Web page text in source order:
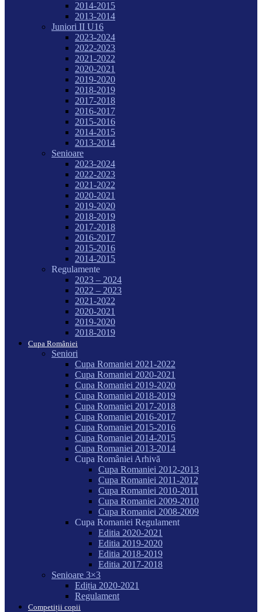
2014-2015
2013-2014
Juniori II U16
2023-2024
2022-2023
2021-2022
2020-2021
2019-2020
2018-2019
2017-2018
2016-2017
2015-2016
2014-2015
2013-2014
Senioare
2023-2024
2022-2023
2021-2022
2020-2021
2019-2020
2018-2019
2017-2018
2016-2017
2015-2016
2014-2015
Regulamente
2023 – 2024
2022 – 2023
2021-2022
2020-2021
2019-2020
2018-2019
Cupa României
Seniori
Cupa Romaniei 2021-2022
Cupa Romaniei 2020-2021
Cupa Romaniei 2019-2020
Cupa Romaniei 2018-2019
Cupa Romaniei 2017-2018
Cupa Romaniei 2016-2017
Cupa Romaniei 2015-2016
Cupa Romaniei 2014-2015
Cupa Romaniei 2013-2014
Cupa României Arhivă
Cupa Romaniei 2012-2013
Cupa Romaniei 2011-2012
Cupa Romaniei 2010-2011
Cupa Romaniei 2009-2010
Cupa Romaniei 2008-2009
Cupa Romaniei Regulament
Editia 2020-2021
Editia 2019-2020
Editia 2018-2019
Editia 2017-2018
Senioare 3×3
Ediția 2020-2021
Regulament
Competiții copii